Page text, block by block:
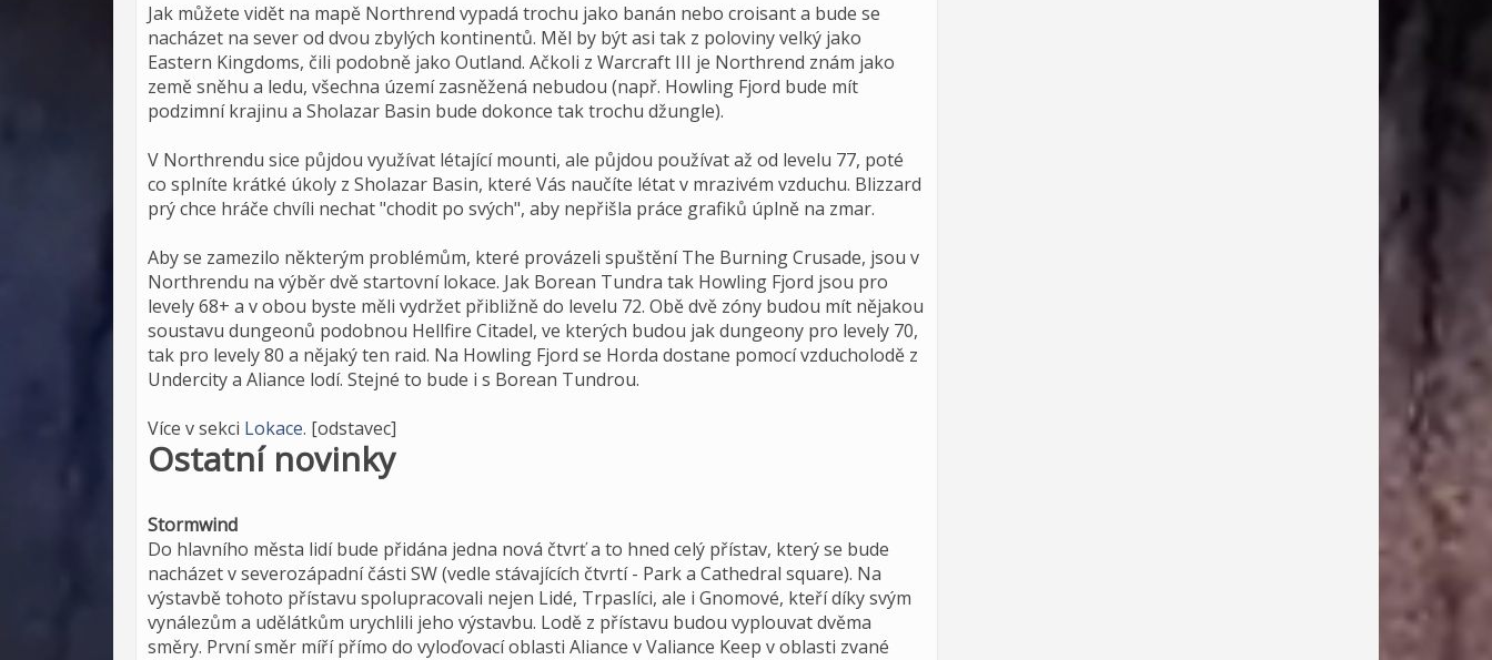
Jak můžete vidět na mapě Northrend vypadá trochu jako banán nebo croisant a bude se
nacházet na sever od dvou zbylých kontinentů. Měl by být asi tak z poloviny velký jako
Eastern Kingdoms, čili podobně jako Outland. Ačkoli z Warcraft III je Northrend znám jako
země sněhu a ledu, všechna území zasněžená nebudou (např. Howling Fjord bude mít
podzimní krajinu a Sholazar Basin bude dokonce tak trochu džungle).
V Northrendu sice půjdou využívat létající mounti, ale půjdou používat až od levelu 77, poté
co splníte krátké úkoly z Sholazar Basin, které Vás naučíte létat v mrazivém vzduchu. Blizzard
prý chce hráče chvíli nechat "chodit po svých", aby nepřišla práce grafiků úplně na zmar.
Aby se zamezilo některým problémům, které provázeli spuštění The Burning Crusade, jsou v
Northrendu na výběr dvě startovní lokace. Jak Borean Tundra tak Howling Fjord jsou pro
levely 68+ a v obou byste měli vydržet přibližně do levelu 72. Obě dvě zóny budou mít nějakou
soustavu dungeonů podobnou Hellfire Citadel, ve kterých budou jak dungeony pro levely 70,
tak pro levely 80 a nějaký ten raid. Na Howling Fjord se Horda dostane pomocí vzducholodě z
Undercity a Aliance lodí. Stejné to bude i s Borean Tundrou.
Více v sekci Lokace. [odstavec]
Ostatní novinky
Stormwind
Do hlavního města lidí bude přidána jedna nová čtvrť a to hned celý přístav, který se bude
nacházet v severozápadní části SW (vedle stávajících čtvrtí - Park a Cathedral square). Na
výstavbě tohoto přístavu spolupracovali nejen Lidé, Trpaslíci, ale i Gnomové, kteří díky svým
vynálezům a udělátkům urychlili jeho výstavbu. Lodě z přístavu budou vyplouvat dvěma
směry. První směr míří přímo do vyloďovací oblasti Aliance v Valiance Keep v oblasti zvané